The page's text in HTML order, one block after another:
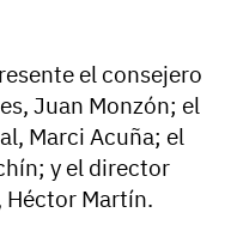
el consejero
Juan Monzón; el
Marci Acuña; el
y el director
Héctor Martín.